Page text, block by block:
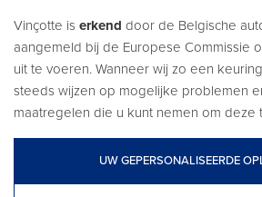
Vinçotte is erkend door de Belgische
aangemeld bij de Europese Commissie
uit te voeren. Wanneer wij zo een
steeds wijzen op mogelijke problemen
maatregelen die u kunt nemen om deze
UW GEPERSONALISEERDE